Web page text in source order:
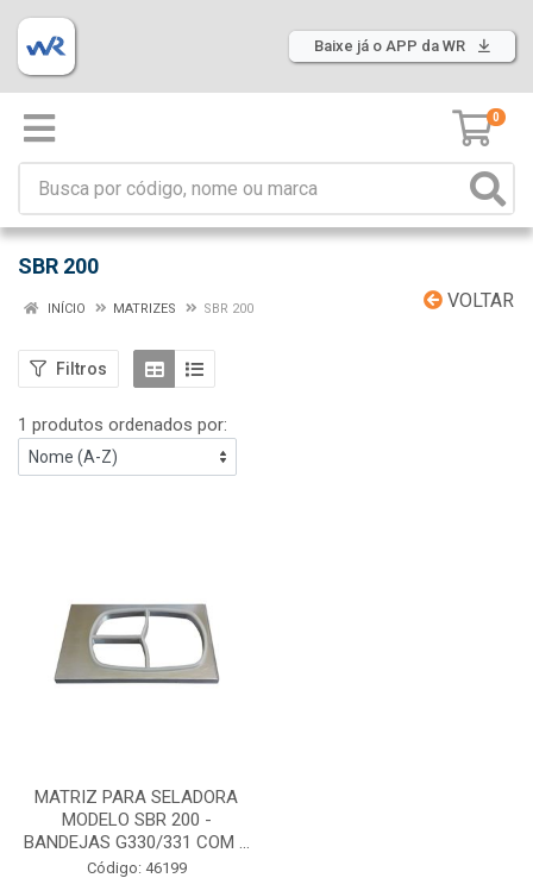
Baixe já o APP da WR
0
SBR 200
VOLTAR
INÍCIO MATRIZES SBR 200
Filtros
1 produtos ordenados por:
MATRIZ PARA SELADORA
MODELO SBR 200 -
BANDEJAS G330/331 COM ...
Código: 46199